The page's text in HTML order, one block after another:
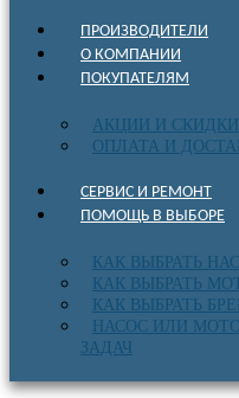
ПРОИЗВОДИТЕЛИ
О КОМПАНИИ
ПОКУПАТЕЛЯМ
АКЦИИ И СКИДКИ
ОПЛАТА И
СЕРВИС И РЕМОНТ
ПОМОЩЬ В ВЫБОРЕ
КАК ВЫБРАТЬ
КАК ВЫБРАТЬ
КАК ВЫБРАТЬ
НАСОС ИЛИ
ЗАДАЧ